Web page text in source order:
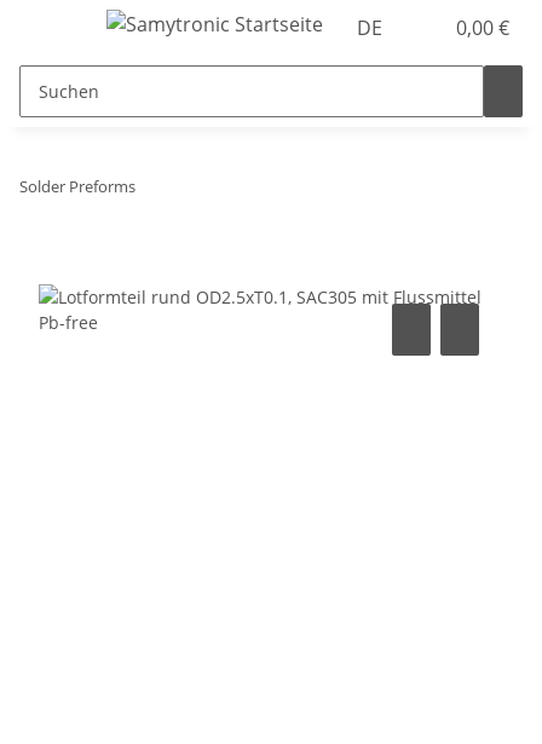
DE 0,00 €
Solder Preforms